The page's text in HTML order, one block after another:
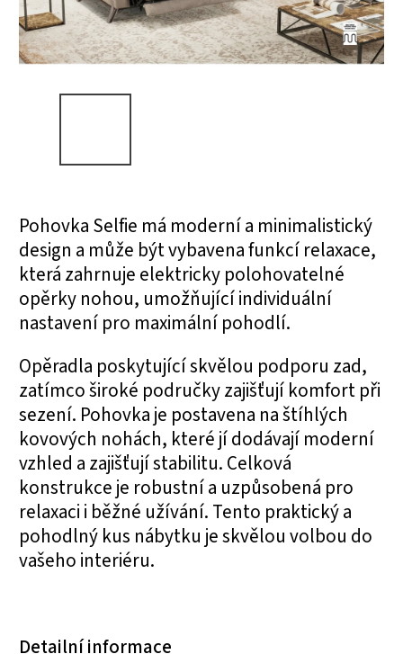
Pohovka Selfie má moderní a minimalistický
design a může být vybavena funkcí relaxace,
která zahrnuje elektricky polohovatelné
opěrky nohou, umožňující individuální
nastavení pro maximální pohodlí.
Opěradla poskytující skvělou podporu zad,
zatímco široké područky zajišťují komfort při
sezení. Pohovka je postavena na štíhlých
kovových nohách, které jí dodávají moderní
vzhled a zajišťují stabilitu. Celková
konstrukce je robustní a uzpůsobená pro
relaxaci i běžné užívání. Tento praktický a
pohodlný kus nábytku je skvělou volbou do
vašeho interiéru.
Detailní informace